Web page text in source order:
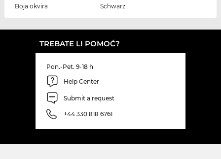
Boja okvira
Schwarz
TREBATE LI POMOĆ?
Pon.-Pet. 9-18 h
Help Center
Submit a request
+44 330 818 6761